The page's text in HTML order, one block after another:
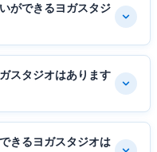
ができるヨガスタジ
スタジオはあります
きるヨガスタジオは